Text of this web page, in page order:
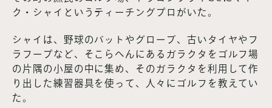
ク・シャイというティーチングプロがいた。
シャイは、野球のバットやグローブ、古いタイヤやフ
ラフープなど、そこらへんにあるガラクタをゴルフ場
の片隅の小屋の中に集め、そのガラクタを利用して作
り出した練習器具を使って、人々にゴルフを教えてい
た。